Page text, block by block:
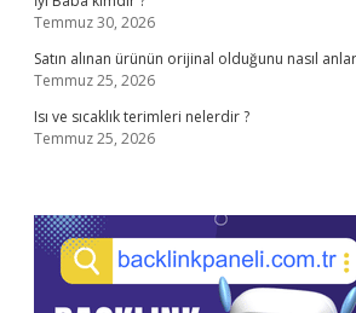
Temmuz 30, 2026
Satın alınan ürünün orijinal olduğunu nasıl
Temmuz 25, 2026
Isı ve sıcaklık terimleri nelerdir ?
Temmuz 25, 2026